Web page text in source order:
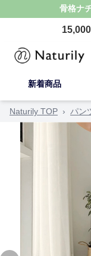
骨格ナ
15,000
新着商品
Naturily TOP › パン